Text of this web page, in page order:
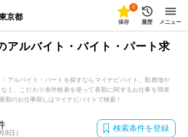
京都
0
保存 履歴 メニュー
アルバイト・バイト・パート求
アルバイト・パートを探すならマイナビバイト。勤務地や
く、こだわり条件検索を使って夜勤に関するお仕事を簡単
勤のお仕事探しはマイナビバイトで検索！
8日） 検索条件を登録